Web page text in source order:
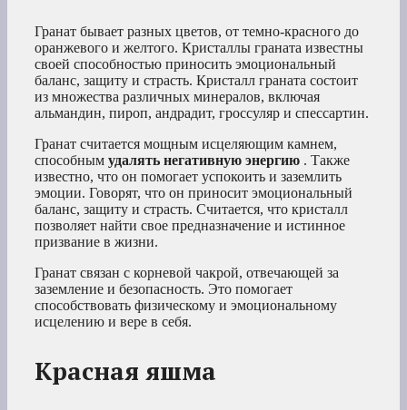
Гранат бывает разных цветов, от темно-красного до
оранжевого и желтого. Кристаллы граната известны
своей способностью приносить эмоциональный
баланс, защиту и страсть. Кристалл граната состоит
из множества различных минералов, включая
альмандин, пироп, андрадит, гроссуляр и спессартин.
Гранат считается мощным исцеляющим камнем,
способным удалять негативную энергию . Также
известно, что он помогает успокоить и заземлить
эмоции. Говорят, что он приносит эмоциональный
баланс, защиту и страсть. Считается, что кристалл
позволяет найти свое предназначение и истинное
призвание в жизни.
Гранат связан с корневой чакрой, отвечающей за
заземление и безопасность. Это помогает
способствовать физическому и эмоциональному
исцелению и вере в себя.
Красная яшма